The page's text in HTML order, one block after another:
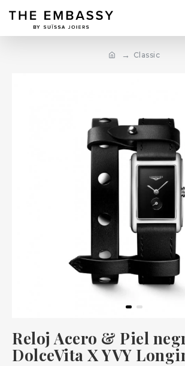
Classic
Reloj Acero & Piel
DolceVita X YVY